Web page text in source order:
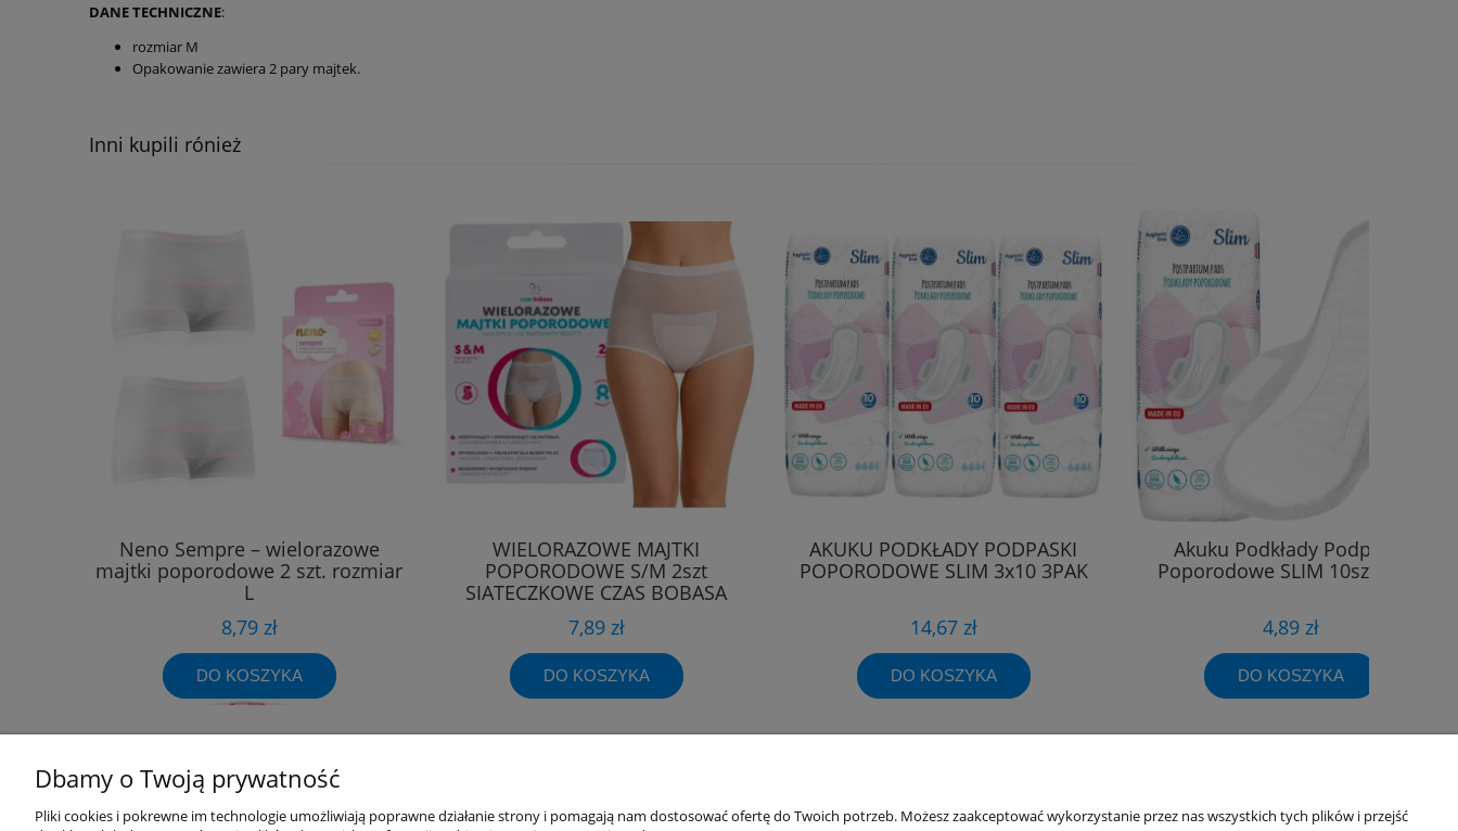
DANE TECHNICZNE:
rozmiar M
Opakowanie zawiera 2 pary majtek.
Inni kupili rónież
Neno Sempre – wielorazowe
majtki poporodowe 2 szt. rozmiar
L
8,79 zł
DO KOSZYKA
WIELORAZOWE MAJTKI
POPORODOWE S/M 2szt
SIATECZKOWE CZAS BOBASA
7,89 zł
DO KOSZYKA
AKUKU PODKŁADY PODPASKI
POPORODOWE SLIM 3x10 3PAK
14,67 zł
DO KOSZYKA
Akuku Podkłady Podpaski
Poporodowe SLIM 10szt 0069
4,89 zł
DO KOSZYKA
Przydatne linki Warunki zakupów Moje konto Informacje o sklepie
Dbamy o Twoją prywatność
Pliki cookies i pokrewne im technologie umożliwiają poprawne działanie strony i pomagają nam dostosować ofertę do Twoich potrzeb. Możesz zaakceptować wykorzystanie przez nas wszystkich tych plików i przejść